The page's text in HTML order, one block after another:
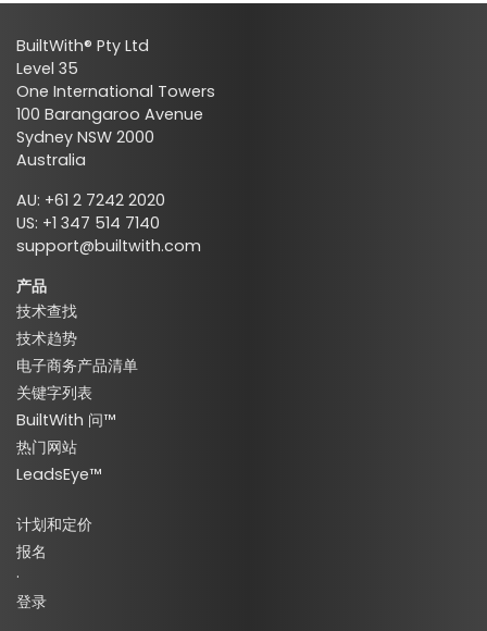
BuiltWith® Pty Ltd
Level 35
One International Towers
100 Barangaroo Avenue
Sydney NSW 2000
Australia
AU: +61 2 7242 2020
US: +1 347 514 7140
support@builtwith.com
产品
技术查找
技术趋势
电子商务产品清单
关键字列表
BuiltWith 问™
热门网站
LeadsEye™
计划和定价
报名
·
登录